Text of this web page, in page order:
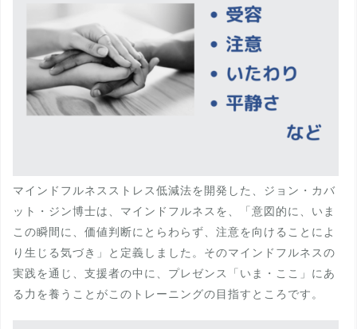
マインドフルネスストレス低減法を開発した、ジョン・カバ
ット・ジン博士は、マインドフルネスを、「意図的に、いま
この瞬間に、価値判断にとらわらず、注意を向けることによ
り生じる気づき」と定義しました。そのマインドフルネスの
実践を通じ、支援者の中に、プレゼンス「いま・ここ」にあ
る力を養うことがこのトレーニングの目指すところです。